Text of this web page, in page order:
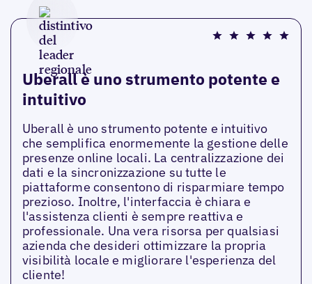
Uberall è uno strumento potente e
intuitivo
Uberall è uno strumento potente e intuitivo
che semplifica enormemente la gestione delle
presenze online locali. La centralizzazione dei
dati e la sincronizzazione su tutte le
piattaforme consentono di risparmiare tempo
prezioso. Inoltre, l'interfaccia è chiara e
l'assistenza clienti è sempre reattiva e
professionale. Una vera risorsa per qualsiasi
azienda che desideri ottimizzare la propria
visibilità locale e migliorare l'esperienza del
cliente!